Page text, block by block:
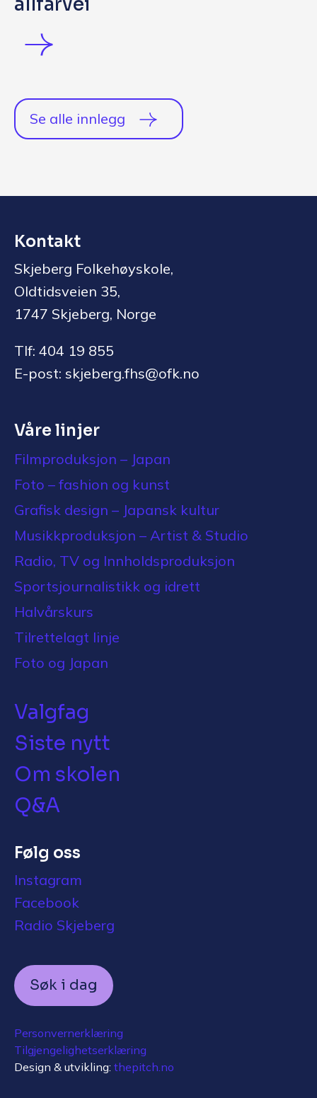
Se alle innlegg
Kontakt
Skjeberg Folkehøyskole,
Oldtidsveien 35,
1747 Skjeberg, Norge
Tlf: 404 19 855
E-post: skjeberg.fhs@ofk.no
Våre linjer
Filmproduksjon – Japan
Foto – fashion og kunst
Grafisk design – Japansk kultur
Musikkproduksjon – Artist & Studio
Radio, TV og Innholdsproduksjon
Sportsjournalistikk og idrett
Halvårskurs
Tilrettelagt linje
Foto og Japan
Valgfag
Siste nytt
Om skolen
Q&A
Følg oss
Instagram
Facebook
Radio Skjeberg
Søk i dag
Personvernerklæring
Tilgjengelighetserklæring
Design & utvikling: thepitch.no